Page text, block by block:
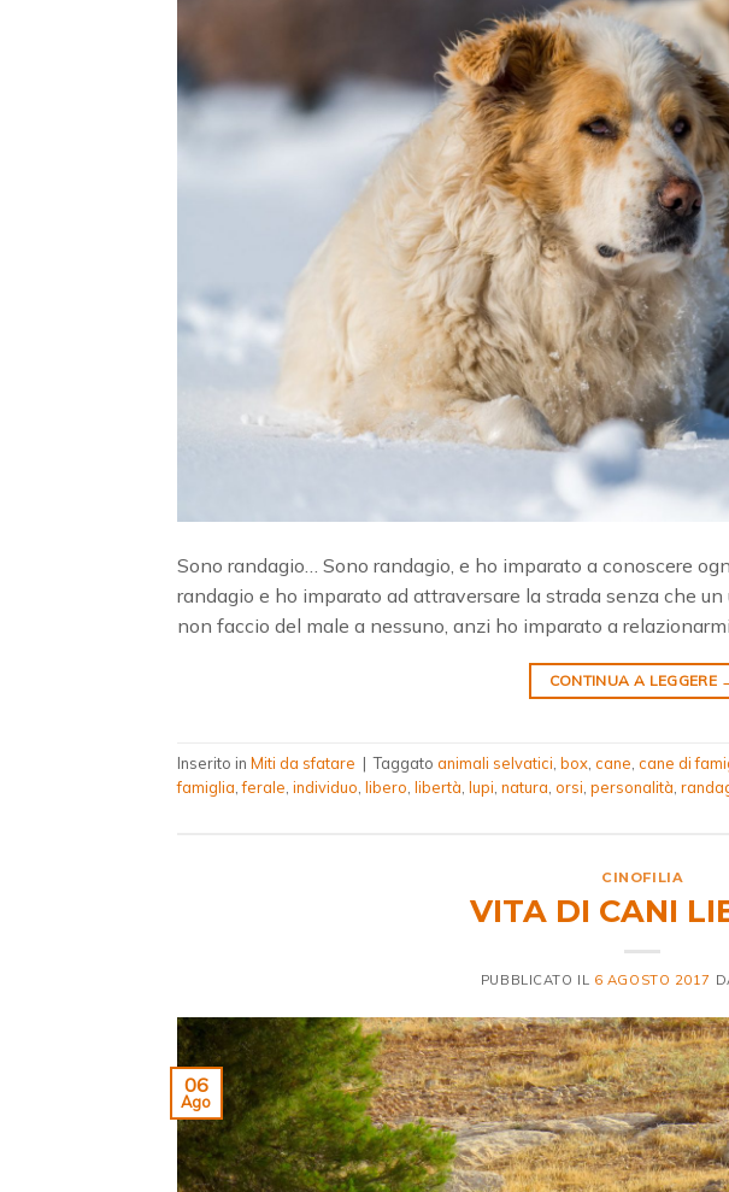
Sono randagio… Sono randagio, e ho imparato a conoscere
randagio e ho imparato ad attraversare la strada senza che
non faccio del male a nessuno, anzi ho imparato a
CONTINUA A LEGGERE
Inserito in Miti da sfatare | Taggato animali selvatici box cane cane di
famiglia ,ferale individuo libero libertà lupi natura orsi personalità
CINOFILIA
VITA DI CANI
PUBBLICATO IL 6 AGOSTO 2017
06
Ago